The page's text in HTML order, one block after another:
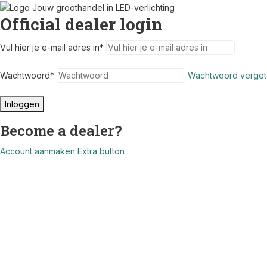
Official dealer login
Vul hier je e-mail adres in*
Wachtwoord* Wachtwoord
Inloggen
Become a dealer?
Account aanmaken Extra button